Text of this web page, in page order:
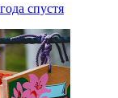
спустя